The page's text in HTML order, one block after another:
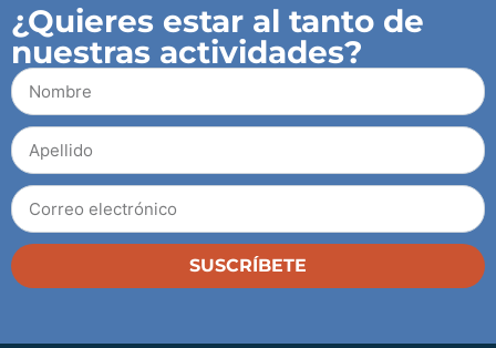
¿Quieres estar al tanto de
nuestras actividades?
SUSCRÍBETE